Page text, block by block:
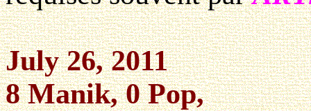
July 26, 2011
8 Manik, 0 Pop,